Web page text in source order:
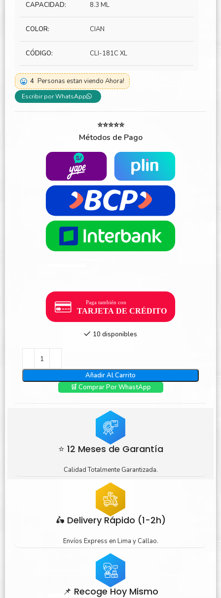
CAPACIDAD: 8.3 ML
COLOR: CIAN
CÓDIGO: CLI-181C XL
4 Personas estan viendo Ahora!
Escribir por WhatsApp
⭐⭐⭐⭐⭐
Métodos de Pago
10 disponibles
Añadir Al Carrito
🛒 Comprar Por WhastApp
⭐ 12 Meses de Garantía
Calidad Totalmente Garantizada.
🛵 Delivery Rápido (1-2h)
Envíos Express en Lima y Callao.
📌 Recoge Hoy Mismo